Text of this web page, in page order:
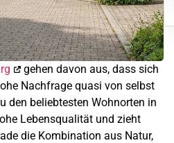
gehen davon aus, dass sich
Nachfrage quasi von selbst
den beliebtesten Wohnorten in
Lebensqualität und zieht
die Kombination aus Natur,